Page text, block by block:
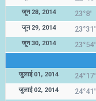
जून 28, 2014 23°8'
जून 29, 2014 23°31'
जून 30, 2014 23°54'
जुलाई 01, 2014 24°17'
जुलाई 02, 2014 24°41'